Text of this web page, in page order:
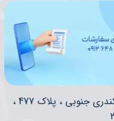
: تهران ،خیابان آزادی ، تقاطع اسکندری جنوبی ، پلاک 477 ،